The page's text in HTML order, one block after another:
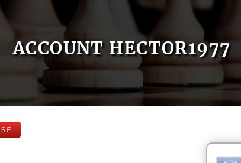
ACCOUNT HECTOR1977